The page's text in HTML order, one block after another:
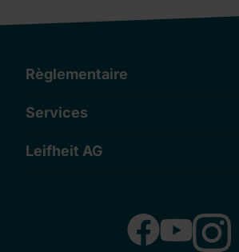
Règlementaire
Services
Leifheit AG